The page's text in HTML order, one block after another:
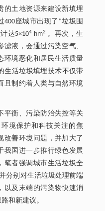
的土地资源来建设新填埋
座城市出现了“垃圾围
达5×104 hm2 。再次，生
液，会通过污染空气、
环境恶化和居民生活质量
生活垃圾填埋技术不仅带
且制约着人类与自然环境
平衡、污染防治失控等关
境保护和科技关注的焦
改善环境问题，并加大了
我国进一步推行绿色发展
笔者强调城市生活垃圾全
分别对生活垃圾处理前端
以及末端的污染物快速消
和新建议。